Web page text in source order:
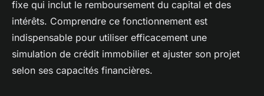
fixe qui inclut le remboursement du capital et des
intérêts. Comprendre ce fonctionnement est
indispensable pour utiliser efficacement une
simulation de crédit immobilier et ajuster son projet
selon ses capacités financières.